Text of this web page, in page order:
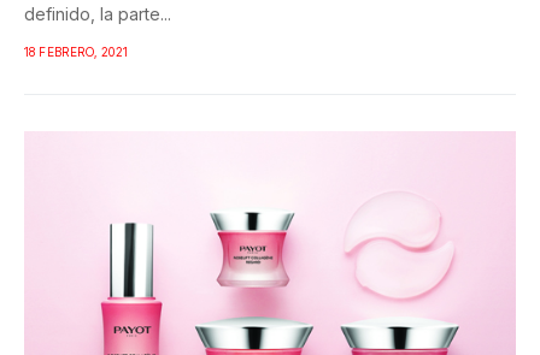
definido, la parte...
18 FEBRERO, 2021